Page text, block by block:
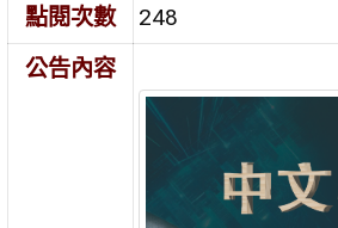
點閱次數
248
公告內容